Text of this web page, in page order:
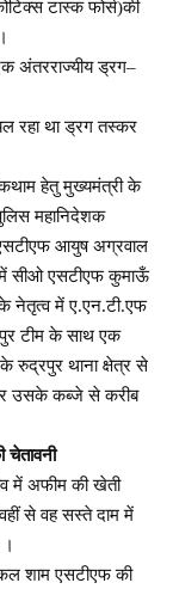
टास्क फोर्स)की
अंतरराज्यीय ड्रग–
रहा था ड्रग तस्कर
हेतु मुख्यमंत्री के
महानिदेशक
आयुष अग्रवाल
में सीओ एसटीएफ कुमाऊँ
के नेतृत्व में ए.एन.टी.एफ
टीम के साथ एक
रुद्रपुर थाना क्षेत्र से
उसके कब्जे से करीब
में अफीम की खेती
से वह सस्ते दाम में
कल शाम एसटीएफ की